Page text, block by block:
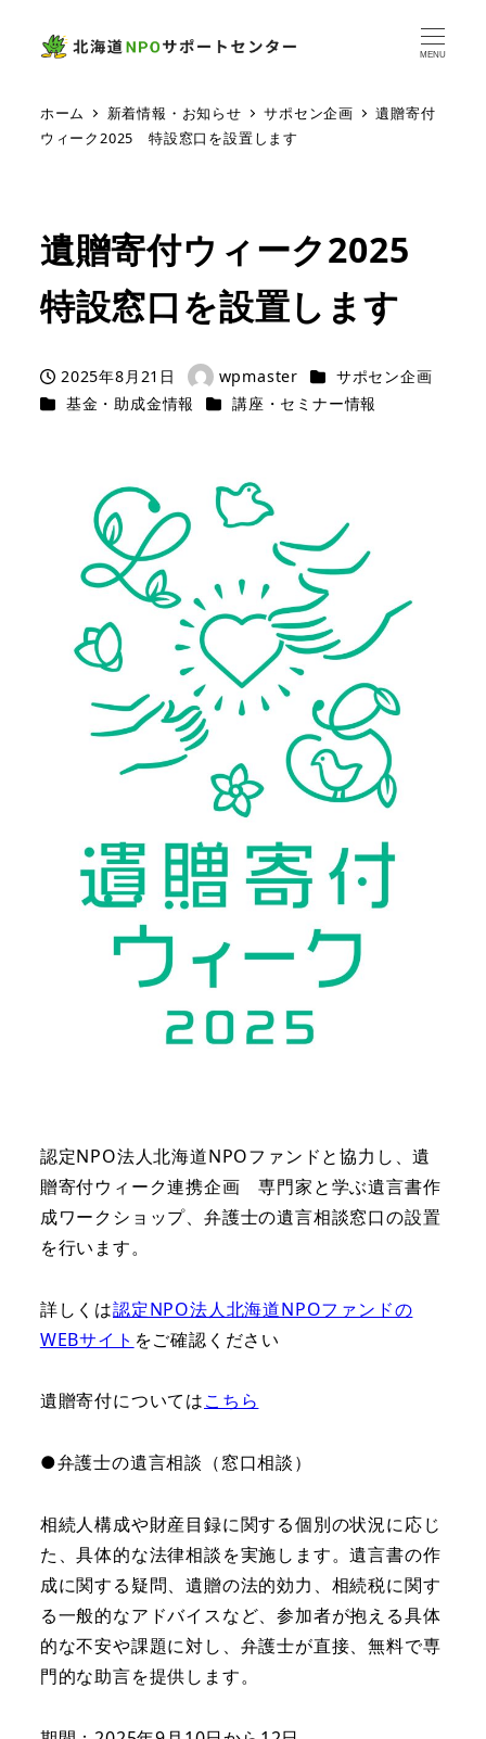
MENU
ホーム 新着情報・お知らせ サポセン企画
遺贈寄付
ウィーク2025 特設窓口を設置します
遺贈寄付ウィーク2025
特設窓口を設置します
投稿日
2025年8月21日
著
者
wpmaster カテゴリー
サポセン企画
カテゴリー
基金・助成金情報 カテゴリー
講座・セミナー情報
認定NPO法人北海道NPOファンドと協力し、遺
贈寄付ウィーク連携企画 専門家と学ぶ遺言書作
成ワークショップ、弁護士の遺言相談窓口の設置
を行います。
詳しくは認定NPO法人北海道NPOファンドの
WEBサイト をご確認ください
遺贈寄付についてはこちら
●弁護士の遺言相談（窓口相談）
相続人構成や財産目録に関する個別の状況に応じ
た、具体的な法律相談を実施します。遺言書の作
成に関する疑問、遺贈の法的効力、相続税に関す
る一般的なアドバイスなど、参加者が抱える具体
的な不安や課題に対し、弁護士が直接、無料で専
門的な助言を提供します。